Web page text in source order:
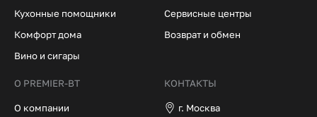
Кухонные помощники
Комфорт дома
Вино и сигары
Сервисные центры
Возврат и обмен
О PREMIER-BT
О компании
КОНТАКТЫ
г. Москва